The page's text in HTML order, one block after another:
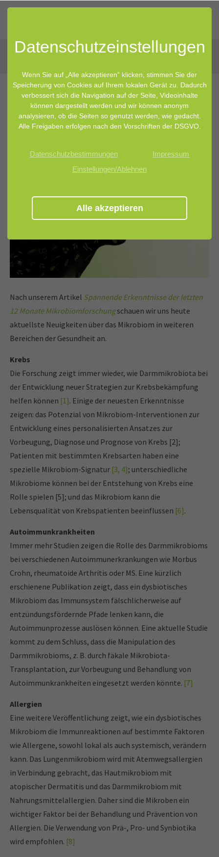
26.07.2023 10:00 von Marina Becker
Neuigkeiten zum Mikrobiom
Nach unserem Artikel Spannende Erkenntnisse der letzten
12 Monate Mikrobiomforschungschauen wir uns heute
aktuellste Neuigkeiten über das Mikrobiom in weiteren
Bereichen der Gesundheit an.
Krebs
Die Forschung zeigt immer wieder, wie Darmmikrobiota bei
der Entwicklung neuer Strategien zur Krebsbekämpfung
helfen können [1]. Einige der neuesten Erkenntnisse
zeigen: das Potenzial von Mikrobiom-Interventionen zur
Entwicklung eines personalisierten Ansatzes zur
Vorbeugung, Diagnose und Prognose von Krebs [2];
Patienten mit bestimmten Krebsarten haben eine
spezielle Mikrobiom-Signatur [3, 4]; unterschiedliche
Mikrobiome können bei der Entstehung von Krebs eine
Rolle spielen [5]; und das Mikrobiom kann die
Lebensqualität von Krebspatienten beeinflussen [6].
Autoimmunkrankheiten
Immer mehr Studien zeigen die Rolle des Darmmikrobioms
bei verschiedenen Autoimmunerkrankungen wie Morbus
Crohn, rheumatoide Arthritis oder MS. Eine kürzlich
erschienene Publikation zeigt, dass ein dysbiotisches
Mikrobiom das Immunsystem fälschlicherweise auf
entzündungsfördernde Pfade lenken kann, die
Autoimmunprozesse auslösen können. Eine aktuelle Studie
kommt zu dem Schluss, dass die Manipulation des
Darmmikrobioms, z. B. durch fäkale Mikrobiota-
Transplantation, zur Vorbeugung und Behandlung von
Autoimmunkrankheiten eingesetzt werden könnte. [7]
Allergien
Eine weitere Veröffentlichung zeigt, wie ein dysbiotisches
Mikrobiom die Immunreaktionen auf bestimmte Faktoren
wie Allergene, sowohl lokal als auch systemisch, verändern
kann. Das Lungenmikrobiom wird mit Atemwegsallergien
in Verbindung gebracht, das Hautmikrobiom mit
atopischer Dermatitis und das Darmmikrobiom mit
Nahrungsmittelallergien. Daher sind die Mikroben ein
wichtiger Faktor bei der Behandlung und Prävention von
Allergien. Die Verwendung von Prä-, Pro- und Synbiotika
wird empfohlen. [8]
Datenschutz­einstellungen
Wenn Sie auf „Alle akzeptieren“ klicken, stimmen Sie der
Speicherung von Cookies auf Ihrem lokalen Gerät zu. Dadurch
verbessert sich die Navigation auf der Seite, Videoinhalte
können dargestellt werden und wir können anonym
analysieren, ob die Seiten so genutzt werden, wie gedacht.
Alle Freigaben erfolgen nach den Vorschriften der DSGVO.
Datenschutzbestimmungen
Impressum
Einstellungen/Ablehnen